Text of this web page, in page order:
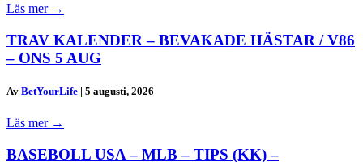
Läs mer →
TRAV KALENDER – BEVAKADE HÄSTAR / V86
– ONS 5 AUG
Av BetYourLife | 5 augusti, 2026
Läs mer →
BASEBOLL USA – MLB – TIPS (KK) –